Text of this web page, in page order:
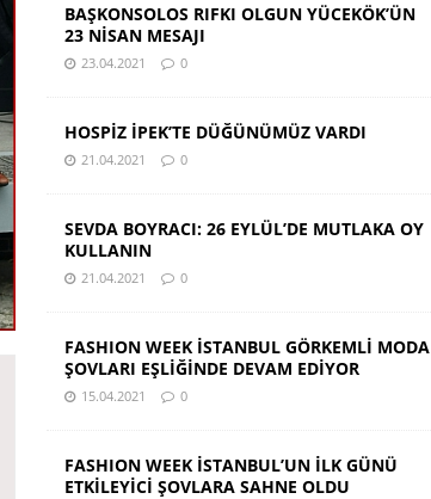
BAŞKONSOLOS RIFKI OLGUN YÜCEKÖK’ÜN
23 NİSAN MESAJI
23.04.2021 0
HOSPİZ İPEK’TE DÜĞÜNÜMÜZ VARDI
21.04.2021 0
SEVDA BOYRACI: 26 EYLÜL’DE MUTLAKA OY
KULLANIN
21.04.2021 0
FASHION WEEK İSTANBUL GÖRKEMLİ MODA
ŞOVLARI EŞLİĞİNDE DEVAM EDİYOR
15.04.2021 0
FASHION WEEK İSTANBUL’UN İLK GÜNÜ
ETKİLEYİCİ ŞOVLARA SAHNE OLDU